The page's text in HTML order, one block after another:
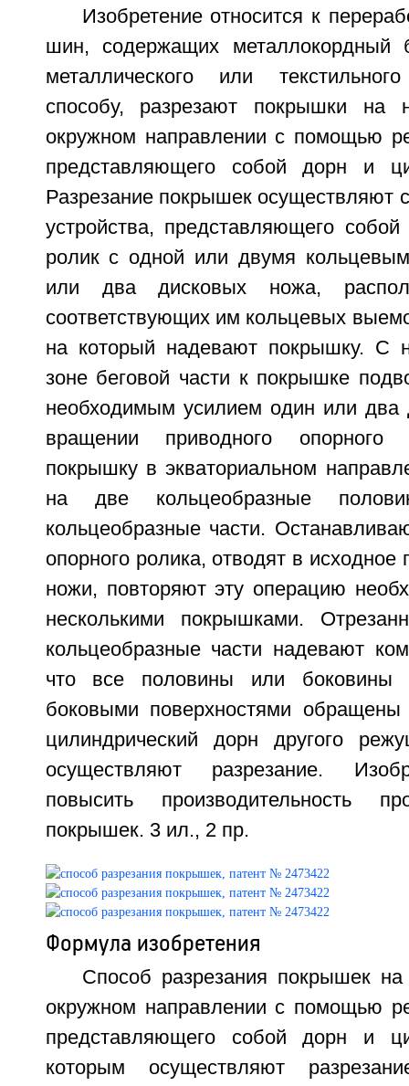
Изобретение относится к
шин, содержащих металлокордный
металлического или
способу, разрезают покрышки на
окружном направлении с помощью
представляющего собой дорн и
Разрезание покрышек
устройства, представляющего
ролик с одной или двумя
или два дисковых ножа,
соответствующих им кольцевых
на который надевают покрышку. С
зоне беговой части к покрышке
необходимым усилием один или два
вращении приводного опорного
покрышку в экваториальном
на две кольцеобразные
кольцеобразные части.
опорного ролика, отводят в
ножи, повторяют эту операцию
несколькими покрышками.
кольцеобразные части надевают
что все половины или боковины
боковыми поверхностями
цилиндрический дорн другого
осуществляют разрезание.
повысить производительность
покрышек. 3 ил., 2 пр.
Формула изобретения
Способ разрезания покрышек на
окружном направлении с помощью
представляющего собой дорн и
которым осуществляют